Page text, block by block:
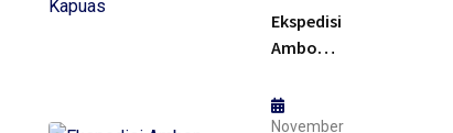
Ekspedisi
Ambon
Kapuas –
Solusi
November